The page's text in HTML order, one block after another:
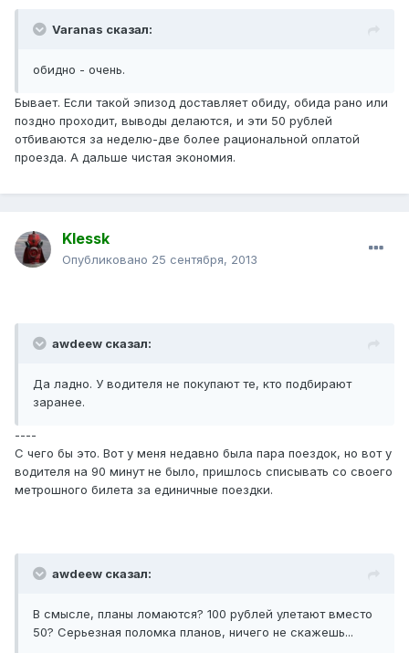
Varanas сказал:
обидно - очень.
Бывает. Если такой эпизод доставляет обиду, обида рано или
поздно проходит, выводы делаются, и эти 50 рублей
отбиваются за неделю-две более рациональной оплатой
проезда. А дальше чистая экономия.
Klessk
Опубликовано 25 сентября, 2013
awdeew сказал:
Да ладно. У водителя не покупают те, кто подбирают
заранее.
----
С чего бы это. Вот у меня недавно была пара поездок, но вот у
водителя на 90 минут не было, пришлось списывать со своего
метрошного билета за единичные поездки.
awdeew сказал:
В смысле, планы ломаются? 100 рублей улетают вместо
50? Серьезная поломка планов, ничего не скажешь...